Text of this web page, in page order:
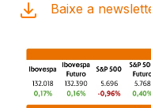
Baixe a